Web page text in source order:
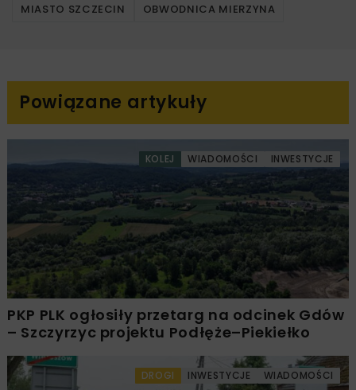
MIASTO SZCZECIN
OBWODNICA MIERZYNA
Powiązane artykuły
KOLEJ WIADOMOŚCI INWESTYCJE
PKP PLK ogłosiły przetarg na odcinek Gdów
– Szczyrzyc projektu Podłęże–Piekiełko
DROGI INWESTYCJE WIADOMOŚCI